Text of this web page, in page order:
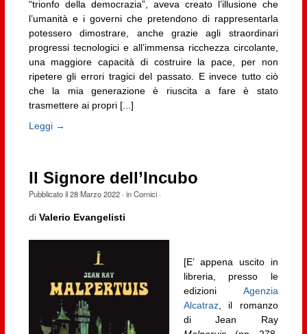
“trionfo della democrazia”, aveva creato l’illusione che
l’umanità e i governi che pretendono di rappresentarla
potessero dimostrare, anche grazie agli straordinari
progressi tecnologici e all’immensa ricchezza circolante,
una maggiore capacità di costruire la pace, per non
ripetere gli errori tragici del passato. E invece tutto ciò
che la mia generazione è riuscita a fare è stato
trasmettere ai propri [...]
Leggi →
Il Signore dell’Incubo
Pubblicato il28 Marzo 2022· inCornici·
di Valerio Evangelisti
[E’ appena uscito in
libreria, presso le
edizioni Agenzia
Alcatraz, il romanzo
di Jean Ray